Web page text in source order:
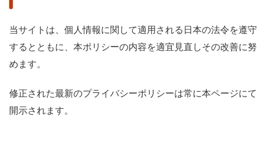
当サイトは、個人情報に関して適用される日本の法令を遵守
するとともに、本ポリシーの内容を適宜見直しその改善に努
めます。
修正された最新のプライバシーポリシーは常に本ページにて
開示されます。